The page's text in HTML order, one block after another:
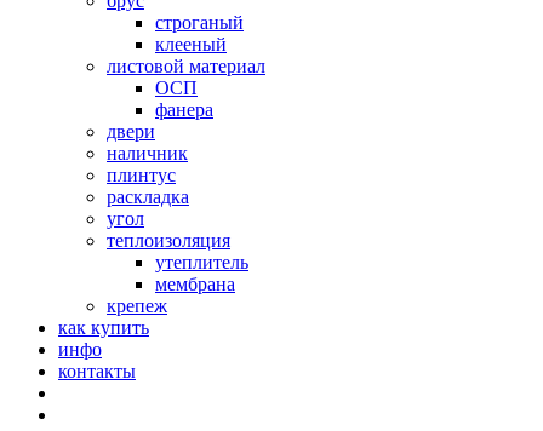
строганый
клееный
листовой материал
ОСП
фанера
двери
наличник
плинтус
раскладка
угол
теплоизоляция
утеплитель
мембрана
крепеж
как купить
инфо
контакты